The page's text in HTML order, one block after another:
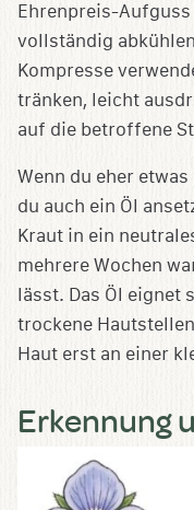
Ehrenpreis-
vollständig
Kompresse
tränken, leicht
auf die betroffene
Wenn du eher
du auch ein Öl
Kraut in ein
mehrere Wochen
lässt. Das Öl eignet
trockene
Haut erst an einer
Erkennung